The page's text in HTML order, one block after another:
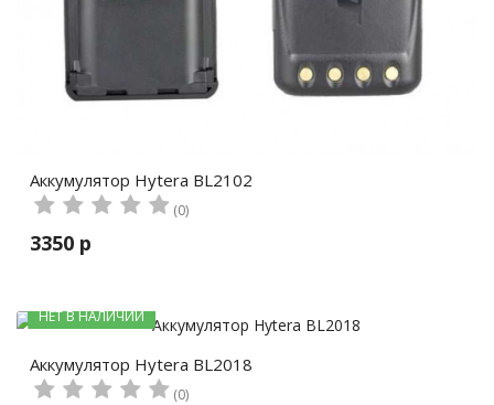
Аккумулятор Hytera BL2102
(0)
3350 р
НЕТ В НАЛИЧИИ
Аккумулятор Hytera BL2018
(0)